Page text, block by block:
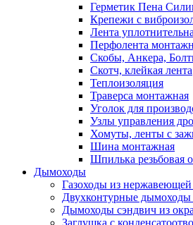
Герметик Пена
Крепежи с
Лента
Перфолента
Скобы, Анкера,
Скотч, клейкая лента
Теплоизоляция
Траверса монтажная
Уголок для
Узлы управления
Хомуты, ленты с
Шина монтажная
Шпилька резьбовая
Дымоходы
Газоходы из нержавеющей
Двухконтурные дымоходы
Дымоходы сэндвич из
Заглушка с